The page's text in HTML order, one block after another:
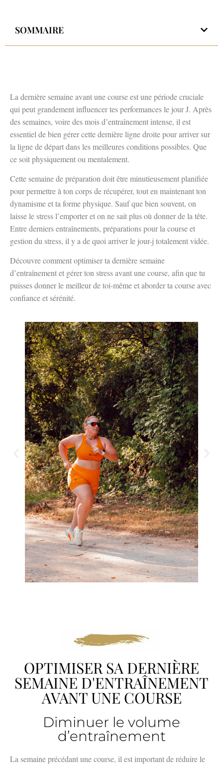
SOMMAIRE
La dernière semaine avant une course est une période cruciale
qui peut grandement influencer tes performances le jour J. Après
des semaines, voire des mois d’entraînement intense, il est
essentiel de bien gérer cette dernière ligne droite pour arriver sur
la ligne de départ dans les meilleures conditions possibles. Que
ce soit physiquement ou mentalement.
Cette semaine de préparation doit être minutieusement planifiée
pour permettre à ton corps de récupérer, tout en maintenant ton
dynamisme et ta forme physique. Sauf que bien souvent, on
laisse le stress l’emporter et on ne sait plus où donner de la tête.
Entre derniers entraînements, préparations pour la course et
gestion du stress, il y a de quoi arriver le jour-j totalement vidée.
Découvre comment optimiser ta dernière semaine
d’entraînement et gérer ton stress avant une course, afin que tu
puisses donner le meilleur de toi-même et aborder ta course avec
confiance et sérénité.
OPTIMISER SA DERNIÈRE
SEMAINE D'ENTRAÎNEMENT
AVANT UNE COURSE
Diminuer le volume
d’entraînement
La semaine précédant une course, il est important de réduire le